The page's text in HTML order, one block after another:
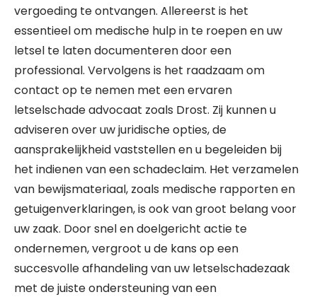
vergoeding te ontvangen. Allereerst is het
essentieel om medische hulp in te roepen en uw
letsel te laten documenteren door een
professional. Vervolgens is het raadzaam om
contact op te nemen met een ervaren
letselschade advocaat zoals Drost. Zij kunnen u
adviseren over uw juridische opties, de
aansprakelijkheid vaststellen en u begeleiden bij
het indienen van een schadeclaim. Het verzamelen
van bewijsmateriaal, zoals medische rapporten en
getuigenverklaringen, is ook van groot belang voor
uw zaak. Door snel en doelgericht actie te
ondernemen, vergroot u de kans op een
succesvolle afhandeling van uw letselschadezaak
met de juiste ondersteuning van een